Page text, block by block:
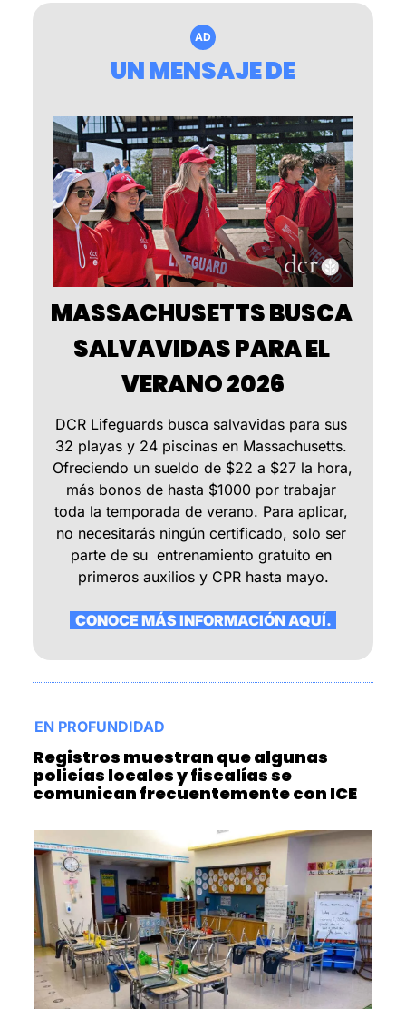
AD
UN MENSAJE DE
MASSACHUSETTS BUSCA
SALVAVIDAS PARA EL
VERANO 2026
DCR Lifeguards busca salvavidas para sus
32 playas y 24 piscinas en Massachusetts.
Ofreciendo un sueldo de $22 a $27 la hora,
más bonos de hasta $1000 por trabajar
toda la temporada de verano. Para aplicar,
no necesitarás ningún certificado, solo ser
parte de su  entrenamiento gratuito en
primeros auxilios y CPR hasta mayo.
  CONOCE MÁS INFORMACIÓN AQUÍ.
EN PROFUNDIDAD
Registros muestran que algunas
policías locales y fiscalías se
comunican frecuentemente con ICE